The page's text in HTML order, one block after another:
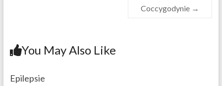
Coccygodynie →
You May Also Like
Epilepsie